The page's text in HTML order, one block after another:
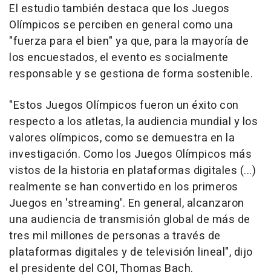
El estudio también destaca que los Juegos
Olímpicos se perciben en general como una
"fuerza para el bien" ya que, para la mayoría de
los encuestados, el evento es socialmente
responsable y se gestiona de forma sostenible.
"Estos Juegos Olímpicos fueron un éxito con
respecto a los atletas, la audiencia mundial y los
valores olímpicos, como se demuestra en la
investigación. Como los Juegos Olímpicos más
vistos de la historia en plataformas digitales (...)
realmente se han convertido en los primeros
Juegos en 'streaming'. En general, alcanzaron
una audiencia de transmisión global de más de
tres mil millones de personas a través de
plataformas digitales y de televisión lineal", dijo
el presidente del COI, Thomas Bach.